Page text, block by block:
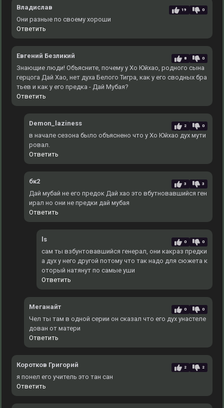
Владислав 19 0
Они разные по своему хороши
Ответить
Евгений Безликий 8 0
Знающие люди! Объясните, почему у Хо Юйхао, родного сына
герцога Дай Хао, нет духа Белого Тигра, как у его сводных бра
тьев и как у его предка - Дай Мубая?
Ответить
Demon_laziness 2 0
в начале сезона было объяснено что у Хо Юйхао дух мути
ровал.
Ответить
бк2 3 3
Дай мубай не его предок Дай хао это вбутновавшийся ген
ирал но они не предки дай мубая
Ответить
ls 0 0
сам ты взбунтовавшийся генерал, они какраз предки
а дух у него другой потому что так надо для сюжета к
оторый натянут по самые уши
Ответить
Меганайт 0 0
Чел ты там в одной серии он сказал что его дух унастеле
дован от матери
Ответить
Коротков Григорий 2 2
я понел его учитель это тан сан
Ответить